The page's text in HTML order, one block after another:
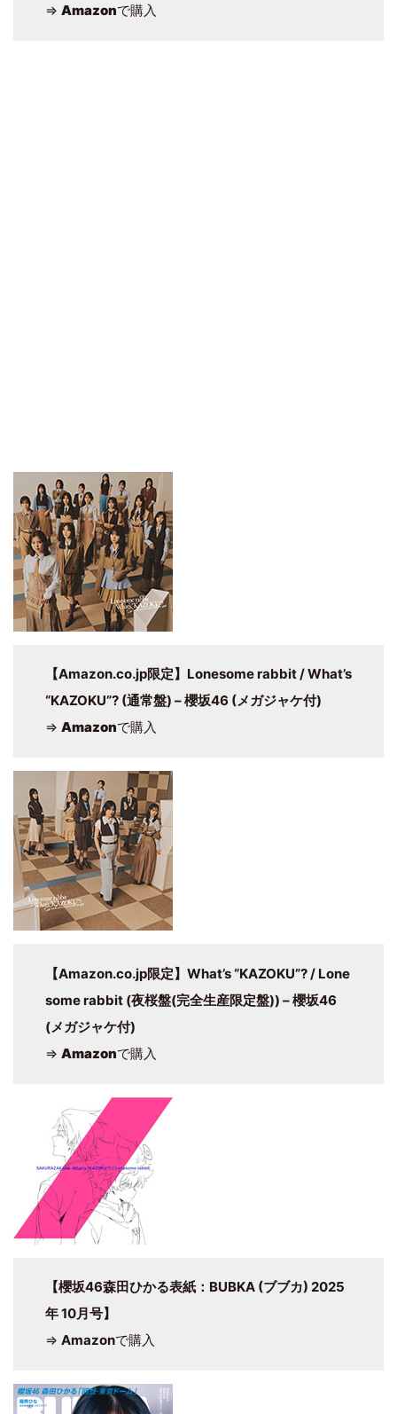
⇒ Amazonで購入
【Amazon.co.jp限定】Lonesome rabbit / What’s
“KAZOKU”? (通常盤) – 櫻坂46 (メガジャケ付)
⇒ Amazonで購入
【Amazon.co.jp限定】What’s “KAZOKU”? / Lone
some rabbit (夜桜盤(完全生産限定盤)) – 櫻坂46
(メガジャケ付)
⇒ Amazonで購入
【櫻坂46森田ひかる表紙：BUBKA (ブブカ) 2025
年 10月号】
⇒ Amazonで購入